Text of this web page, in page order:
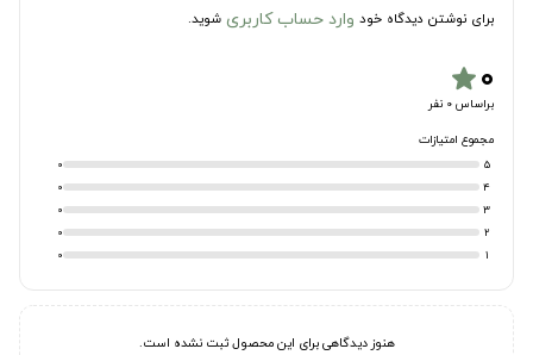
برای نوشتن دیدگاه خود وارد حساب کاربری شوید.
۰star
براساس 0 نفر
مجموع امتیازات
5
0
4
0
3
0
2
0
1
0
هنوز دیدگاهی برای این محصول ثبت نشده است.